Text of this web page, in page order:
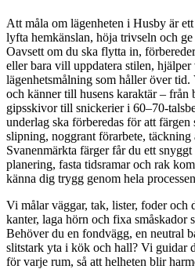
Att måla om lägenheten i Husby är
lyfta hemkänslan, höja trivseln och
Oavsett om du ska flytta in,
eller bara vill uppdatera stilen,
lägenhetsmålning som håller över
och känner till husens karaktär – från
gipsskivor till snickerier i 60–70-
underlag ska förberedas för att
slipning, noggrant förarbete,
Svanenmärkta färger får du ett
planering, fasta tidsramar och rak
känna dig trygg genom hela
Vi målar väggar, tak, lister, foder och
kanter, laga hörn och fixa småskador
Behöver du en fondvägg, en neutral
slitstark yta i kök och hall? Vi guidar
för varje rum, så att helheten blir